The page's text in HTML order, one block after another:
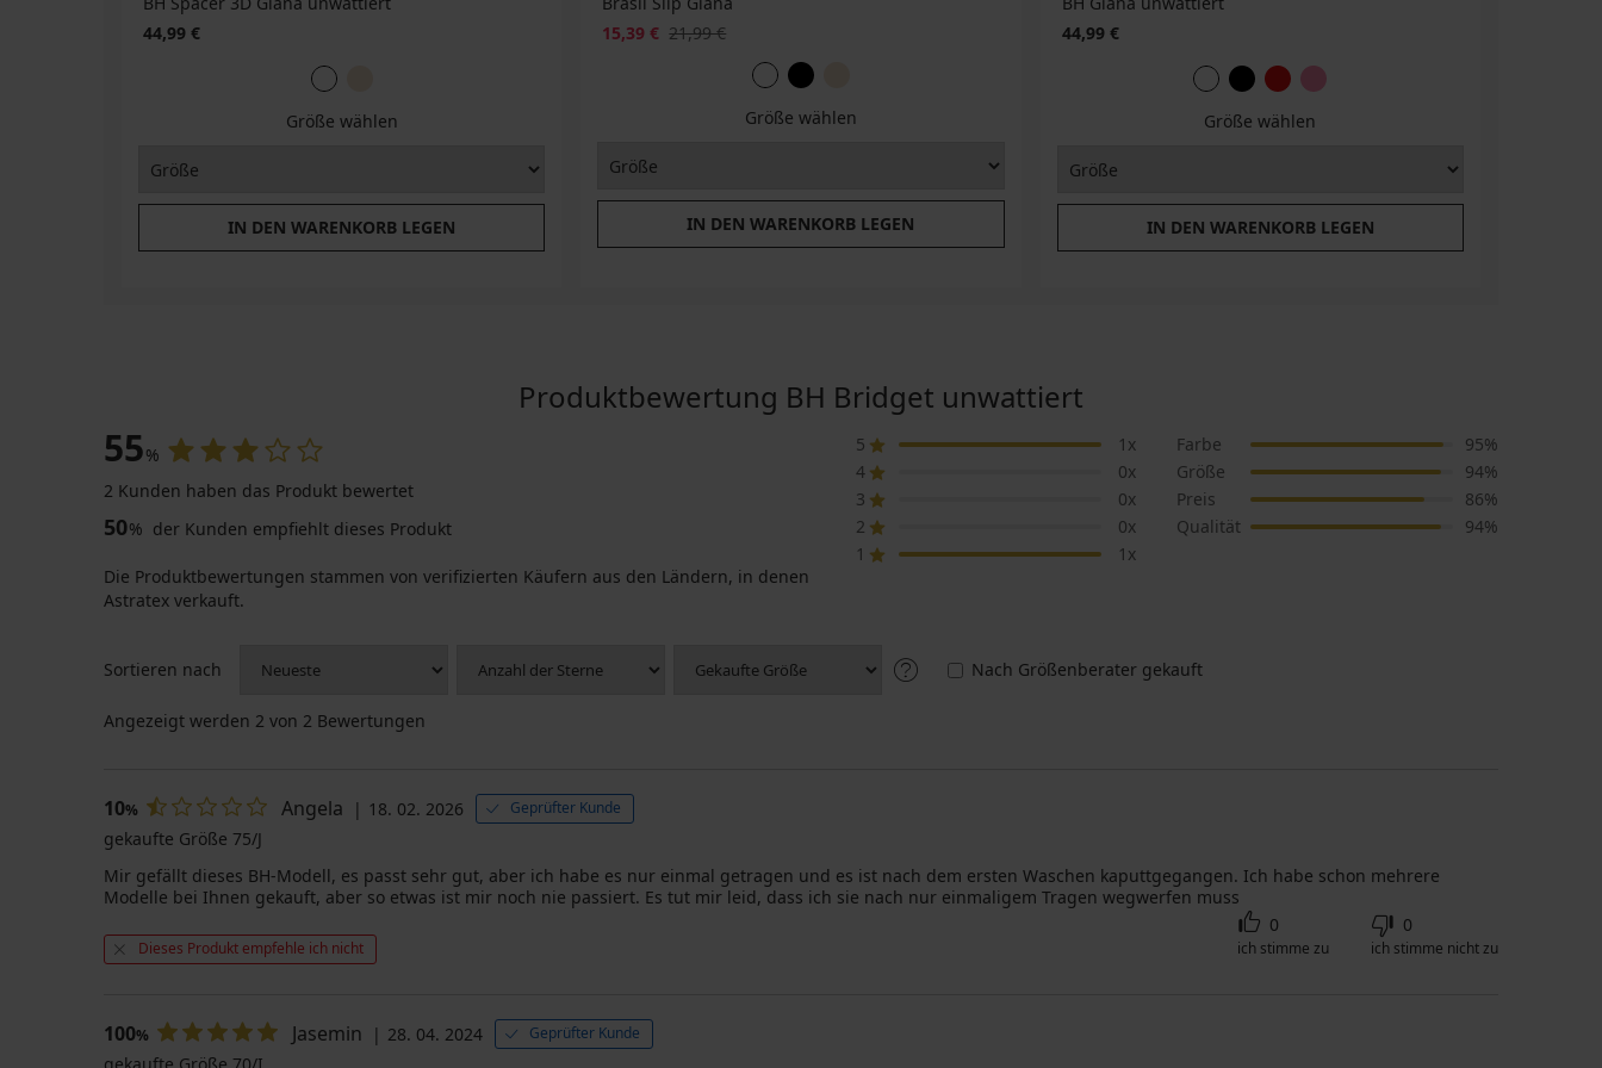
44,99 €
Größe wählen
IN DEN WARENKORB LEGEN
15,39 € 21,99 €
Größe wählen
IN DEN WARENKORB LEGEN
44,99 €
Größe wählen
IN DEN WARENKORB LEGEN
Produktbewertung BH Bridget unwattiert
55%
2 Kunden haben das Produkt bewertet
50% der Kunden empfiehlt dieses Produkt
Die Produktbewertungen stammen von verifizierten Käufern aus den Ländern, in denen
Astratex verkauft.
5
1x
4
0x
3
0x
2
0x
1
1x
Farbe
95%
Größe
94%
Preis
86%
Qualität
94%
Sortieren nach Nach Größenberater gekauft
Angezeigt werden 2 von 2 Bewertungen
10% Angela 18. 02. 2026 Geprüfter Kunde
gekaufte Größe 75/J
Mir gefällt dieses BH-Modell, es passt sehr gut, aber ich habe es nur einmal getragen und es ist nach dem ersten Waschen kaputtgegangen. Ich habe schon mehrere
Modelle bei Ihnen gekauft, aber so etwas ist mir noch nie passiert. Es tut mir leid, dass ich sie nach nur einmaligem Tragen wegwerfen muss
Dieses Produkt empfehle ich nicht
0
ich stimme zu
0
ich stimme nicht zu
100% Jasemin 28. 04. 2024 Geprüfter Kunde